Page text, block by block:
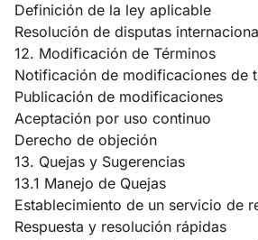
Definición de la ley aplicable
Resolución de disputas
12. Modificación de Términos
Notificación de modificaciones de
Publicación de modificaciones
Aceptación por uso continuo
Derecho de objeción
13. Quejas y Sugerencias
13.1 Manejo de Quejas
Establecimiento de un servicio de
Respuesta y resolución rápidas